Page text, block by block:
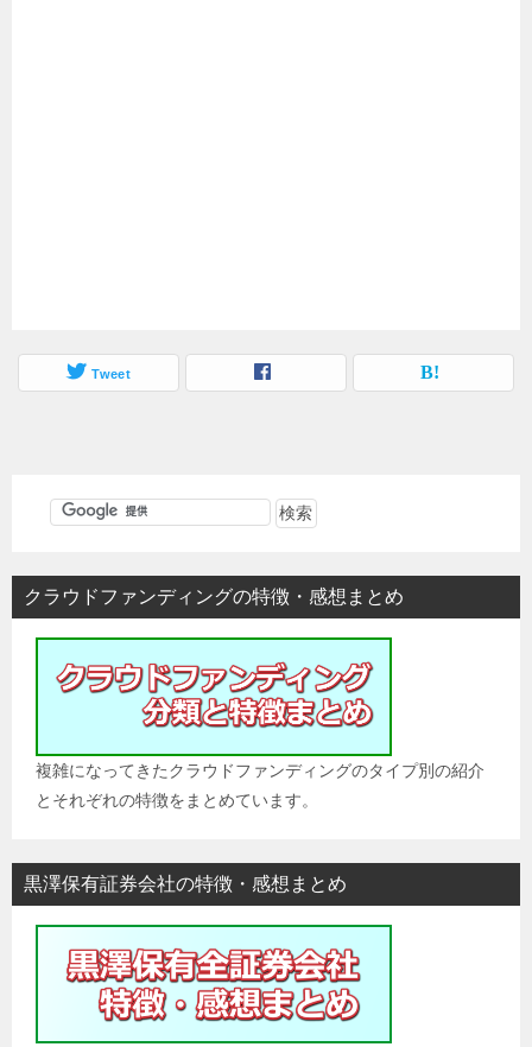
Tweet
クラウドファンディングの特徴・感想まとめ
複雑になってきたクラウドファンディングのタイプ別の紹介
とそれぞれの特徴をまとめています。
黒澤保有証券会社の特徴・感想まとめ